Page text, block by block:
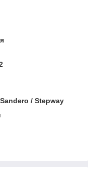
/ Stepway